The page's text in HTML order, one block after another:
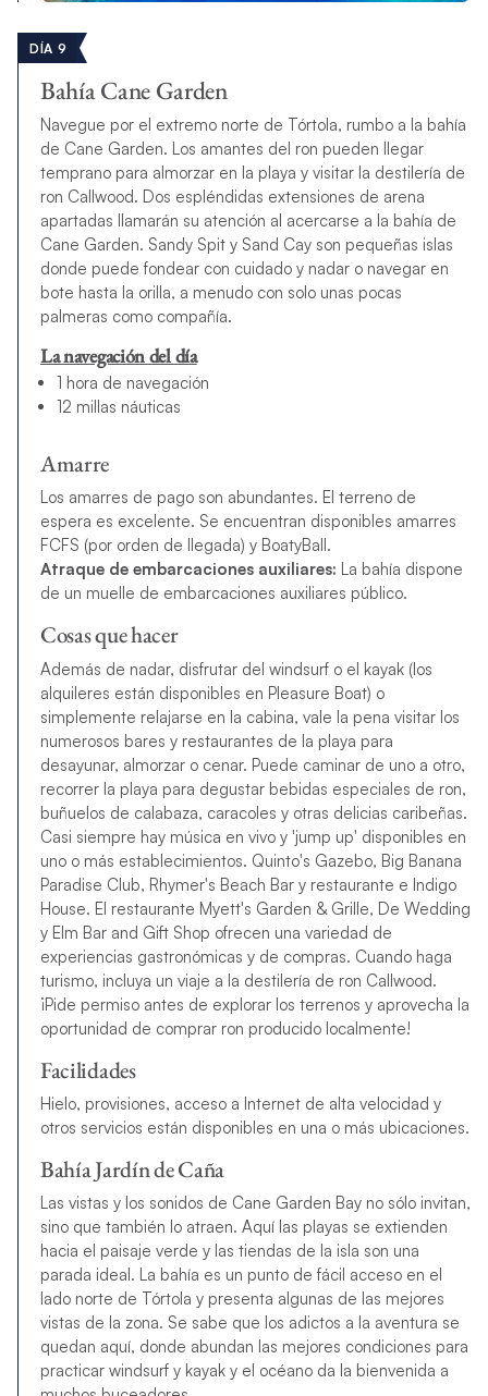
DÍA 9
Bahía Cane Garden
Navegue por el extremo norte de Tórtola, rumbo a la bahía
de Cane Garden. Los amantes del ron pueden llegar
temprano para almorzar en la playa y visitar la destilería de
ron Callwood. Dos espléndidas extensiones de arena
apartadas llamarán su atención al acercarse a la bahía de
Cane Garden. Sandy Spit y Sand Cay son pequeñas islas
donde puede fondear con cuidado y nadar o navegar en
bote hasta la orilla, a menudo con solo unas pocas
palmeras como compañía.
La navegación del día
1 hora de navegación
12 millas náuticas
Amarre
Los amarres de pago son abundantes. El terreno de
espera es excelente. Se encuentran disponibles amarres
FCFS (por orden de llegada) y BoatyBall.
Atraque de embarcaciones auxiliares: La bahía dispone
de un muelle de embarcaciones auxiliares público.
Cosas que hacer
Además de nadar, disfrutar del windsurf o el kayak (los
alquileres están disponibles en Pleasure Boat) o
simplemente relajarse en la cabina, vale la pena visitar los
numerosos bares y restaurantes de la playa para
desayunar, almorzar o cenar. Puede caminar de uno a otro,
recorrer la playa para degustar bebidas especiales de ron,
buñuelos de calabaza, caracoles y otras delicias caribeñas.
Casi siempre hay música en vivo y 'jump up' disponibles en
uno o más establecimientos. Quinto's Gazebo, Big Banana
Paradise Club, Rhymer's Beach Bar y restaurante e Indigo
House. El restaurante Myett's Garden & Grille, De Wedding
y Elm Bar and Gift Shop ofrecen una variedad de
experiencias gastronómicas y de compras. Cuando haga
turismo, incluya un viaje a la destilería de ron Callwood.
¡Pide permiso antes de explorar los terrenos y aprovecha la
oportunidad de comprar ron producido localmente!
Facilidades
Hielo, provisiones, acceso a Internet de alta velocidad y
otros servicios están disponibles en una o más ubicaciones.
Bahía Jardín de Caña
Las vistas y los sonidos de Cane Garden Bay no sólo invitan,
sino que también lo atraen. Aquí las playas se extienden
hacia el paisaje verde y las tiendas de la isla son una
parada ideal. La bahía es un punto de fácil acceso en el
lado norte de Tórtola y presenta algunas de las mejores
vistas de la zona. Se sabe que los adictos a la aventura se
quedan aquí, donde abundan las mejores condiciones para
practicar windsurf y kayak y el océano da la bienvenida a